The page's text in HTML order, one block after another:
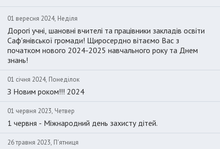
01 вересня 2024, Неділя
Дорогі учні, шановні вчителі та працівники закладів освіти
Саф'янівської громади! Щиросердно вітаємо Вас з
початком нового 2024-2025 навчального року та Днем
знань!
01 січня 2024, Понеділок
З Новим роком!!! 2024
01 червня 2023, Четвер
1 червня - Міжнародний день захисту дітей.
26 травня 2023, П'ятниця